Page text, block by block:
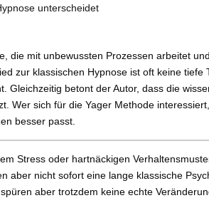
unterscheidet
mit unbewussten Prozessen arbeitet
zur klassischen Hypnose ist oft keine
betont der Autor, dass die
sich für die Yager Methode
besser passt.
Stress oder hartnäckigen
nicht sofort eine lange klassische
aber trotzdem keine echte